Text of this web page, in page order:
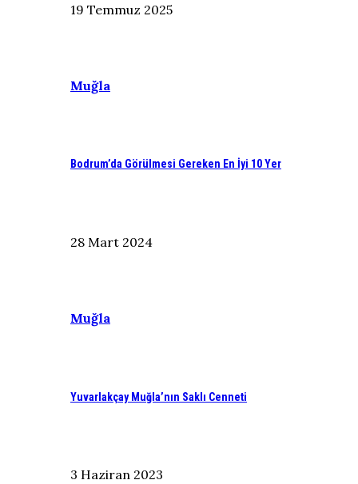
19 Temmuz 2025
Muğla
Bodrum’da Görülmesi Gereken En İyi 10 Yer
28 Mart 2024
Muğla
Yuvarlakçay Muğla’nın Saklı Cenneti
3 Haziran 2023